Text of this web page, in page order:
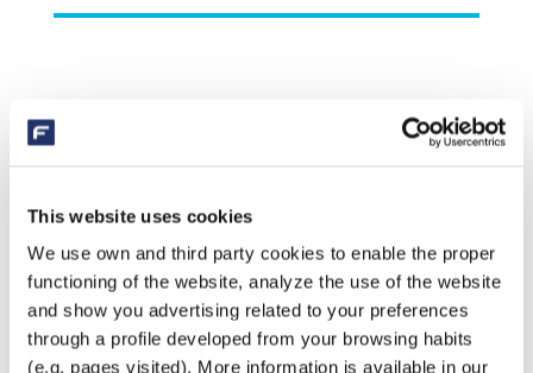
This website uses cookies
We use own and third party cookies to enable the proper
functioning of the website, analyze the use of the website
and show you advertising related to your preferences
through a profile developed from your browsing habits
(e.g. pages visited). More information is available in our
Maakt zowel het chloor als ammonia in chloraminen
Speciaal gemaakt voor koi- en goudvisvijvers
Gebruik Aqua Xtreme:
Wanneer er chloraminen (gebonden chloor) in het